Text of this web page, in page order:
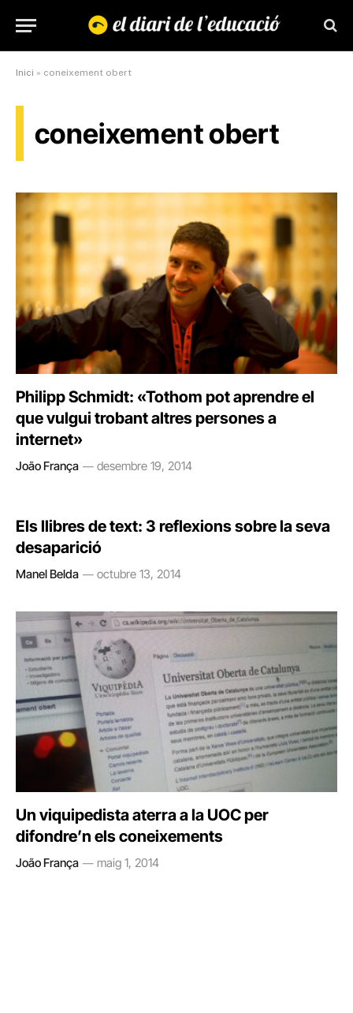
Inici » coneixement obert
coneixement obert
Philipp Schmidt: «Tothom pot aprendre el
que vulgui trobant altres persones a
internet»
João França desembre 19, 2014
Els llibres de text: 3 reflexions sobre la seva
desaparició
Manel Belda octubre 13, 2014
Un viquipedista aterra a la UOC per
difondre’n els coneixements
João França maig 1, 2014